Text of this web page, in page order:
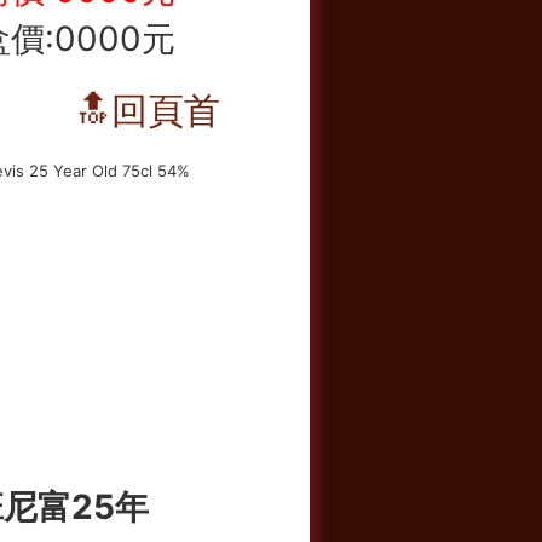
價:0000元
🔝回頁首
富25年